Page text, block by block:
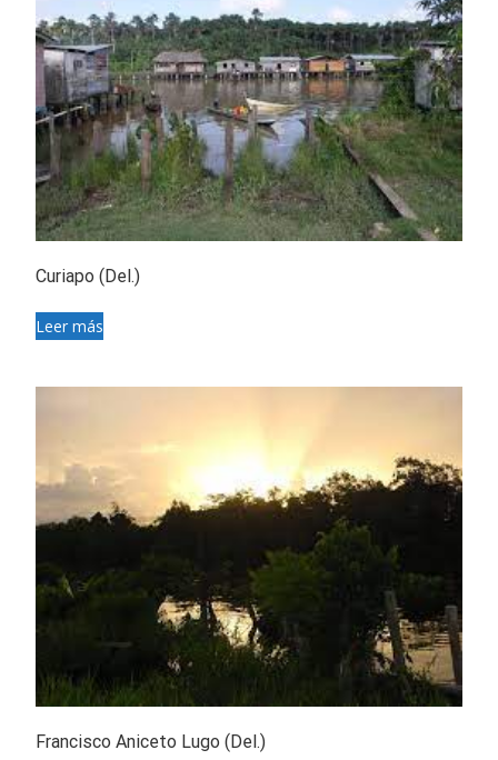
Curiapo (Del.)
Leer más
Francisco Aniceto Lugo (Del.)